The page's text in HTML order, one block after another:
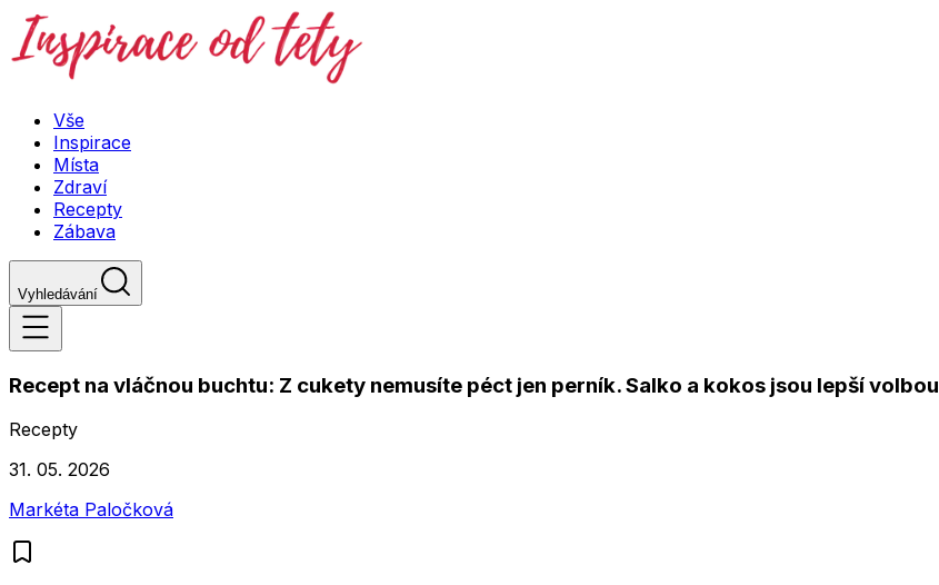
Vše
Inspirace
Místa
Zdraví
Recepty
Zábava
Vyhledávání
Recept na vláčnou buchtu: Z cukety nemusíte péct jen perník. Salko a kokos jsou lepší volbou
Recepty
31. 05. 2026
Markéta Paločková